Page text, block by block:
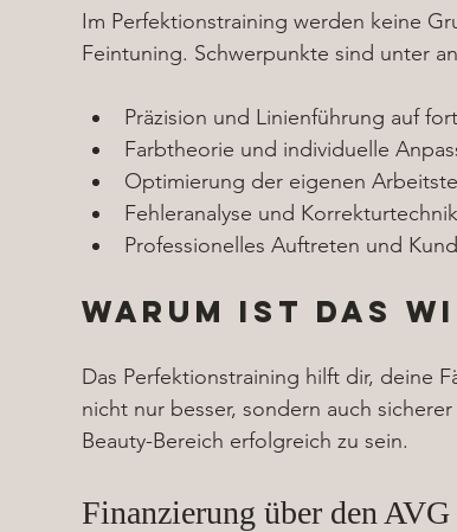
Im Perfektionstraining werden keine
Feintuning. Schwerpunkte sind unter
Präzision und Linienführung auf
Farbtheorie und individuelle
Optimierung der eigenen
Fehleranalyse und
Professionelles Auftreten und
Warum ist das
Das Perfektionstraining hilft dir, deine
nicht nur besser, sondern auch
Beauty-Bereich erfolgreich zu sein.
Finanzierung über den